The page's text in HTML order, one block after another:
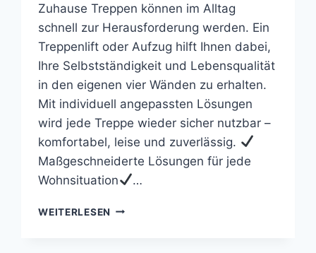
Zuhause Treppen können im Alltag
schnell zur Herausforderung werden. Ein
Treppenlift oder Aufzug hilft Ihnen dabei,
Ihre Selbstständigkeit und Lebensqualität
in den eigenen vier Wänden zu erhalten.
Mit individuell angepassten Lösungen
wird jede Treppe wieder sicher nutzbar –
komfortabel, leise und zuverlässig.
Maßgeschneiderte Lösungen für jede
Wohnsituation
…
WEITERLESEN IHR